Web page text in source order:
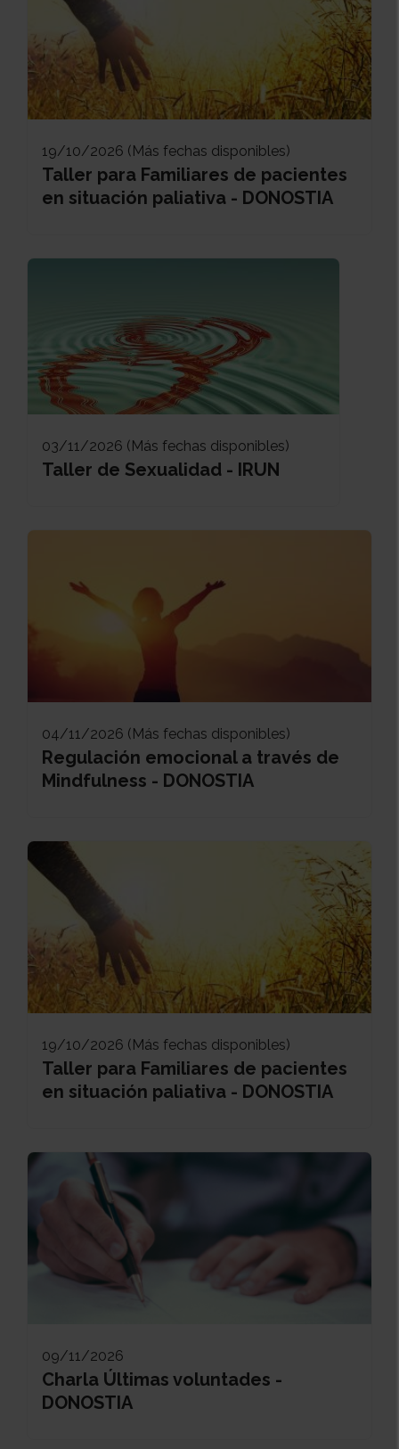
19/10/2026 (Más fechas disponibles)
Taller para Familiares de pacientes
en situación paliativa - DONOSTIA
03/11/2026 (Más fechas disponibles)
Taller de Sexualidad - IRUN
04/11/2026 (Más fechas disponibles)
Regulación emocional a través de
Mindfulness - DONOSTIA
19/10/2026 (Más fechas disponibles)
Taller para Familiares de pacientes
en situación paliativa - DONOSTIA
09/11/2026
Charla Últimas voluntades -
DONOSTIA